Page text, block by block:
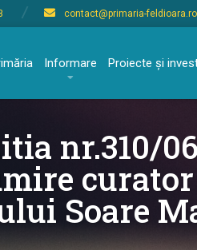
contact@primaria-feldioara.ro
Informare Proiecte şi
nr.310/
Soare